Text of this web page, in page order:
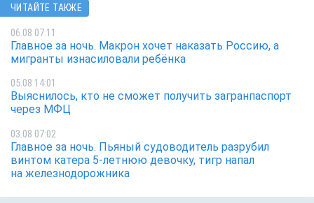
ЧИТАЙТЕ ТАКЖЕ
06.08 07:11
Главное за ночь. Макрон хочет наказать Россию, а
мигранты изнасиловали ребёнка
05.08 14:01
Выяснилось, кто не сможет получить загранпаспорт
через МФЦ
03.08 07:02
Главное за ночь. Пьяный судоводитель разрубил
винтом катера 5-летнюю девочку, тигр напал
на железнодорожника